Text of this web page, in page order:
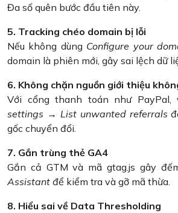
Đa số quên bước đầu tiên này.
5. Tracking chéo domain bị lỗi
Nếu không dùng Configure your
domain là phiên mới, gây sai lệch dữ
6. Không chặn nguồn giới thiệu
Với cổng thanh toán như PayPal,
settings → List unwanted referrals
gốc chuyển đổi.
7. Gắn trùng thẻ GA4
Gắn cả GTM và mã gtag.js gây
Assistant để kiểm tra và gỡ mã thừa.
8. Hiểu sai về Data Thresholding